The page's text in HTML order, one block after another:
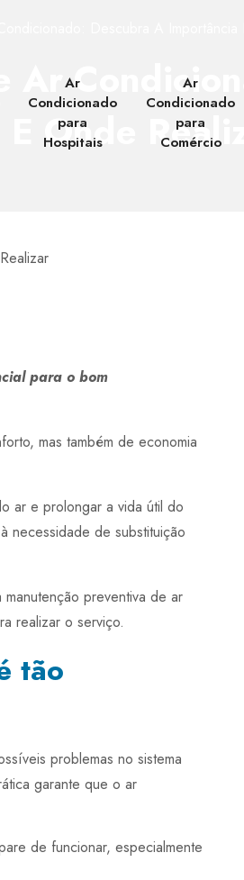
Ar
Condicionado
para
Hospitais
Ar
Condicionado
para
Comércio
Ar
Onde
para o bom
mas também de economia
ar e prolongar a vida útil do
necessidade de substituição
preventiva de ar
realizar o serviço.
tão
problemas no sistema
garante que o ar
de funcionar, especialmente